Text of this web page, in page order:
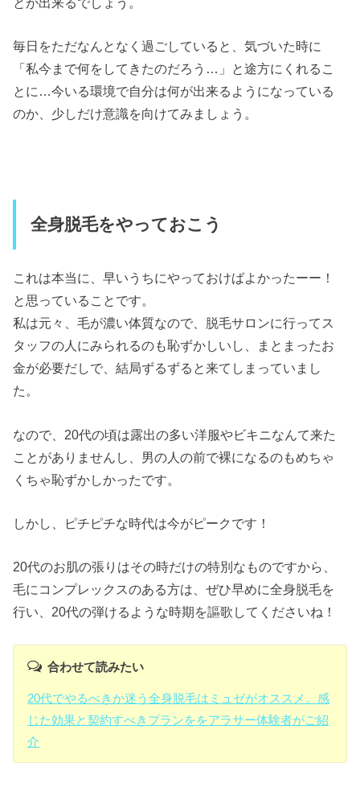
毎日をただなんとなく過ごしていると、気づいた時に
「私今まで何をしてきたのだろう…」と途方にくれるこ
とに…今いる環境で自分は何が出来るようになっている
のか、少しだけ意識を向けてみましょう。
全身脱毛をやっておこう
これは本当に、早いうちにやっておけばよかったーー！
と思っていることです。
私は元々、毛が濃い体質なので、脱毛サロンに行ってス
タッフの人にみられるのも恥ずかしいし、まとまったお
金が必要だしで、結局ずるずると来てしまっていまし
た。
なので、20代の頃は露出の多い洋服やビキニなんて来た
ことがありませんし、男の人の前で裸になるのもめちゃ
くちゃ恥ずかしかったです。
しかし、ピチピチな時代は今がピークです！
20代のお肌の張りはその時だけの特別なものですから、
毛にコンプレックスのある方は、ぜひ早めに全身脱毛を
行い、20代の弾けるような時期を謳歌してくださいね！
合わせて読みたい
20代でやるべきか迷う全身脱毛はミュゼがオススメ。感
じた効果と契約すべきプランををアラサー体験者がご紹
介